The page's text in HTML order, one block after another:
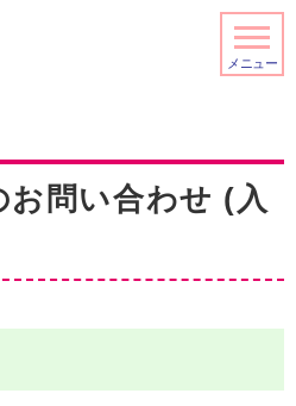
メニュー
お問い合わせ (入